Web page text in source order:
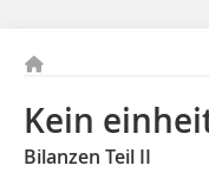
Kein
Bilanzen Teil II